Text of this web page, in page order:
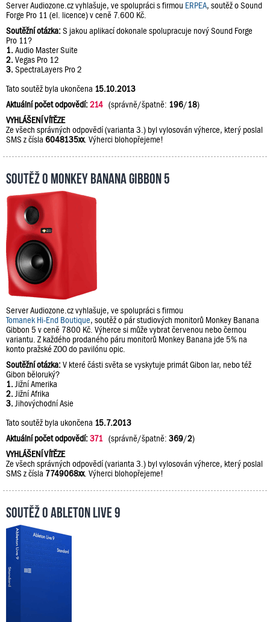
Server Audiozone.cz vyhlašuje, ve spolupráci s firmou ERPEA, soutěž o Sound
Forge Pro 11 (el. licence) v ceně 7.600 Kč.
Soutěžní otázka:S jakou aplikací dokonale spolupracuje nový Sound Forge
Pro 11?
1.Audio Master Suite
2.Vegas Pro 12
3.SpectraLayers Pro 2
Tato soutěž byla ukončena 15.10.2013
Aktuální počet odpovědí:214 (správně/špatně: 196/18)
VYHLÁŠENÍ VÍTĚZE
Ze všech správných odpovědí (varianta 3.) byl vylosován výherce, který poslal
SMS z čísla 6048135xx. Výherci blohopřejeme!
Soutěž o Monkey Banana Gibbon 5
Server Audiozone.cz vyhlašuje, ve spolupráci s firmou
Tomanek Hi-End Boutique, soutěž o pár studiových monitorů Monkey Banana
Gibbon 5 v ceně 7800 Kč. Výherce si může vybrat červenou nebo černou
variantu. Z každého prodaného páru monitorů Monkey Banana jde 5% na
konto pražské ZOO do pavilónu opic.
Soutěžní otázka:V které části světa se vyskytuje primát Gibon lar, nebo též
Gibon běloruký?
1. Jižní Amerika
2. Jižní Afrika
3. Jihovýchodní Asie
Tato soutěž byla ukončena 15.7.2013
Aktuální počet odpovědí:371 (správně/špatně: 369/2)
VYHLÁŠENÍ VÍTĚZE
Ze všech správných odpovědí (varianta 3.) byl vylosován výherce, který poslal
SMS z čísla 7749068xx. Výherci blohopřejeme!
Soutěž o Ableton Live 9